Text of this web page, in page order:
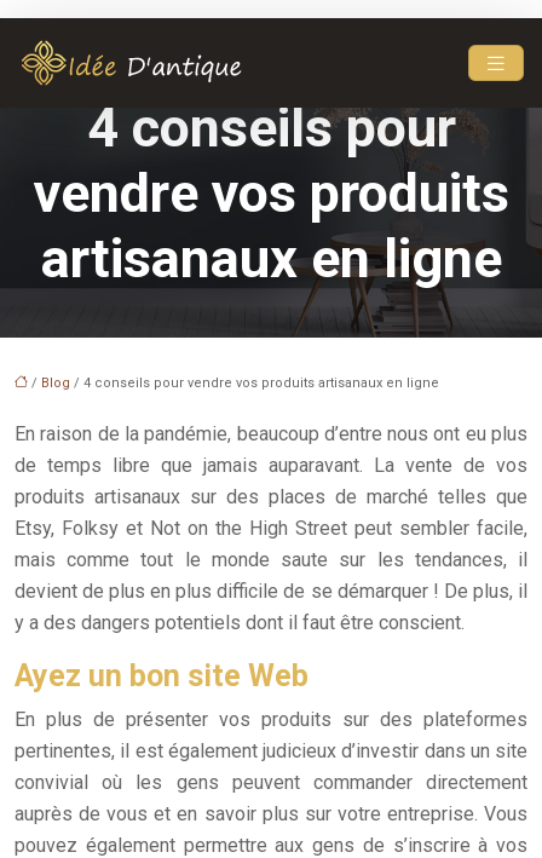
4 conseils pour
vendre vos produits
artisanaux en ligne
/ Blog / 4 conseils pour vendre vos produits artisanaux en ligne
En raison de la pandémie, beaucoup d’entre nous ont eu plus
de temps libre que jamais auparavant. La vente de vos
produits artisanaux sur des places de marché telles que
Etsy, Folksy et Not on the High Street peut sembler facile,
mais comme tout le monde saute sur les tendances, il
devient de plus en plus difficile de se démarquer ! De plus, il
y a des dangers potentiels dont il faut être conscient.
Ayez un bon site Web
En plus de présenter vos produits sur des plateformes
pertinentes, il est également judicieux d’investir dans un site
convivial où les gens peuvent commander directement
auprès de vous et en savoir plus sur votre entreprise. Vous
pouvez également permettre aux gens de s’inscrire à vos